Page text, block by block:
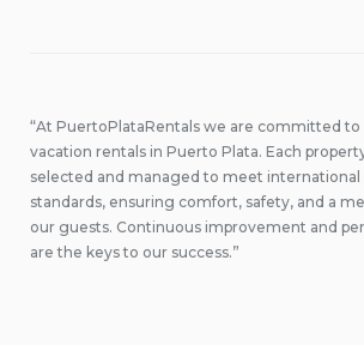
“At PuertoPlataRentals we are committed
vacation rentals in Puerto Plata. Each
selected and managed to meet international
standards, ensuring comfort, safety, and a
our guests. Continuous improvement and
are the keys to our success.”